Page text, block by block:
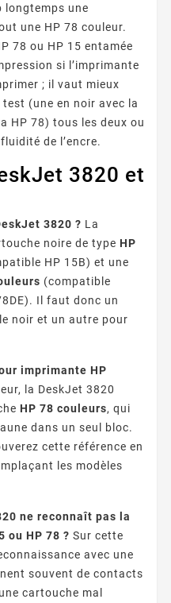
longtemps une
une HP 78 couleur.
78 ou HP 15 entamée
si l’imprimante
; il vaut mieux
(une en noir avec la
HP 78) tous les deux ou
de l’encre.
3820 et
3820 ? La
noire de type HP
HP 15B) et une
(compatible
Il faut donc un
noir et un autre pour
imprimante HP
la DeskJet 3820
HP 78 couleurs, qui
dans un seul bloc.
cette référence en
les modèles
ne reconnaît pas la
ou HP 78 ? Sur cette
avec une
souvent de contacts
cartouche mal